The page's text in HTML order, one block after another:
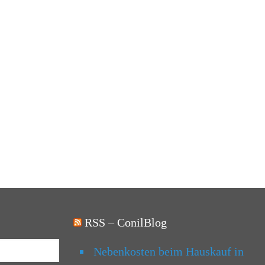
RSS – ConilBlog
Nebenkosten beim Hauskauf in